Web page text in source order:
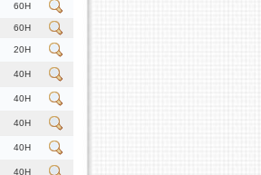
60H
60H
20H
40H
40H
40H
40H
40H